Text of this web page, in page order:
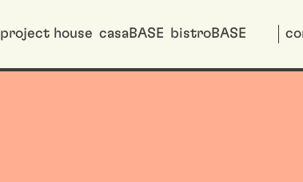
project house casaBASE bistroBASE